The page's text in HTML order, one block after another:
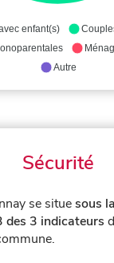
enfant(s)
Autre
Sécurité
se situesous
des 3 indicateurs